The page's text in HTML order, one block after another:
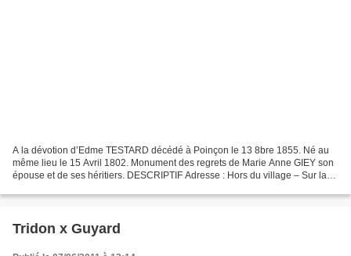
A la dévotion d’Edme TESTARD décédé à Poinçon le 13 8bre 1855. Né au
même lieu le 15 Avril 1802. Monument des regrets de Marie Anne GIEY son
épouse et de ses héritiers. DESCRIPTIF Adresse : Hors du village – Sur la
Tridon x Guyard